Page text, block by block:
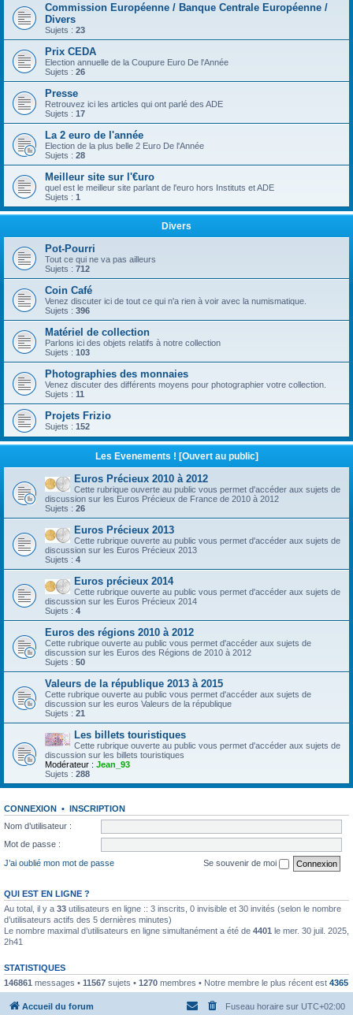
Commission Européenne / Banque Centrale Européenne /
Divers
Sujets : 23
Prix CEDA
Election annuelle de la Coupure Euro De l'Année
Sujets : 26
Presse
Retrouvez ici les articles qui ont parlé des ADE
Sujets : 17
La 2 euro de l'année
Election de la plus belle 2 Euro De l'Année
Sujets : 28
Meilleur site sur l'€uro
quel est le meilleur site parlant de l'euro hors Instituts et ADE
Sujets : 1
Divers
Pot-Pourri
Tout ce qui ne va pas ailleurs
Sujets : 712
Coin Café
Venez discuter ici de tout ce qui n'a rien à voir avec la numismatique.
Sujets : 396
Matériel de collection
Parlons ici des objets relatifs à notre collection
Sujets : 103
Photographies des monnaies
Venez discuter des différents moyens pour photographier votre collection.
Sujets : 11
Projets Frizio
Sujets : 152
Les Evenements ! [Ouvert au public]
Euros Précieux 2010 à 2012
Cette rubrique ouverte au public vous permet d'accéder aux sujets de
discussion sur les Euros Précieux de France de 2010 à 2012
Sujets : 26
Euros Précieux 2013
Cette rubrique ouverte au public vous permet d'accéder aux sujets de
discussion sur les Euros Précieux 2013
Sujets : 4
Euros précieux 2014
Cette rubrique ouverte au public vous permet d'accéder aux sujets de
discussion sur les Euros Précieux 2014
Sujets : 4
Euros des régions 2010 à 2012
Cette rubrique ouverte au public vous permet d'accéder aux sujets de
discussion sur les Euros des Régions de 2010 à 2012
Sujets : 50
Valeurs de la république 2013 à 2015
Cette rubrique ouverte au public vous permet d'accéder aux sujets de
discussion sur les euros Valeurs de la république
Sujets : 21
Les billets touristiques
Cette rubrique ouverte au public vous permet d'accéder aux sujets de
discussion sur les billets touristiques
Modérateur : Jean_93
Sujets : 288
CONNEXION • INSCRIPTION
Nom d’utilisateur :
Mot de passe :
J’ai oublié mon mot de passe
Se souvenir de moi
QUI EST EN LIGNE ?
Au total, il y a 33 utilisateurs en ligne :: 3 inscrits, 0 invisible et 30 invités (selon le nombre
d’utilisateurs actifs des 5 dernières minutes)
Le nombre maximal d’utilisateurs en ligne simultanément a été de 4401 le mer. 30 juil. 2025,
2h41
STATISTIQUES
146861 messages • 11567 sujets • 1270 membres • Notre membre le plus récent est 4365
Accueil du forum Fuseau horaire sur UTC+02:00